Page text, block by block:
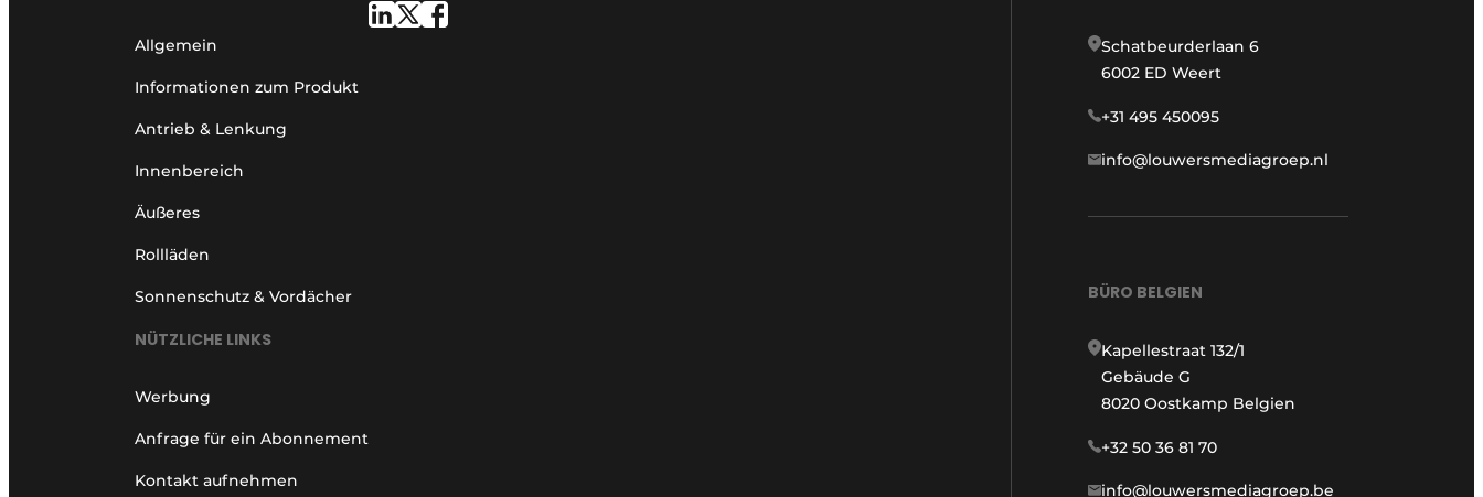
Allgemein
Informationen zum Produkt
Antrieb & Lenkung
Innenbereich
Äußeres
Rollläden
Sonnenschutz & Vordächer
NÜTZLICHE LINKS
Werbung
Anfrage für ein Abonnement
Kontakt aufnehmen
Schatbeurderlaan 6
6002 ED Weert
+31 495 450095
info@louwersmediagroep.nl
BÜRO BELGIEN
Kapellestraat 132/1
Gebäude G
8020 Oostkamp Belgien
+32 50 36 81 70
info@louwersmediagroep.be